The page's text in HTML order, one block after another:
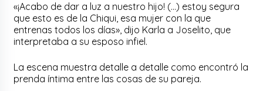
«¡Acabo de dar a luz a nuestro hijo! (…) estoy segura
que esto es de la Chiqui, esa mujer con la que
entrenas todos los días», dijo Karla a Joselito, que
interpretaba a su esposo infiel.
La escena muestra detalle a detalle como encontró la
prenda íntima entre las cosas de su pareja.